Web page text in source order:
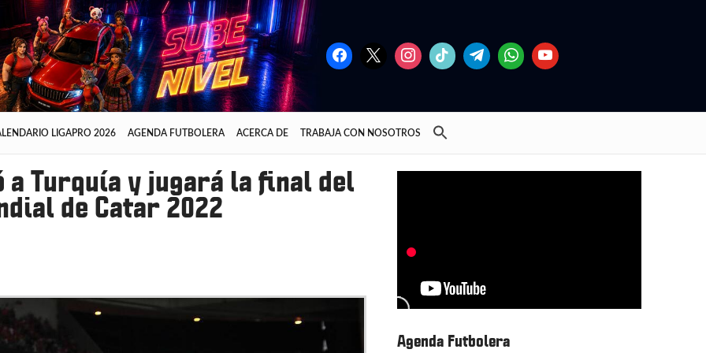
LIGAPRO 2026 AGENDA FUTBOLERA ACERCA DE TRABAJA CON NOSOTROS
a Turquía y jugará la final del
de Catar 2022
Agenda Futbolera